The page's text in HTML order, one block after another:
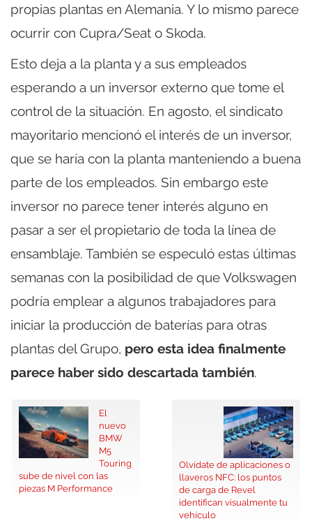
propias plantas en Alemania. Y lo mismo parece
ocurrir con Cupra/Seat o Skoda.
Esto deja a la planta y a sus empleados
esperando a un inversor externo que tome el
control de la situación. En agosto, el sindicato
mayoritario mencionó el interés de un inversor,
que se haría con la planta manteniendo a buena
parte de los empleados. Sin embargo este
inversor no parece tener interés alguno en
pasar a ser el propietario de toda la línea de
ensamblaje. También se especuló estas últimas
semanas con la posibilidad de que Volkswagen
podría emplear a algunos trabajadores para
iniciar la producción de baterías para otras
plantas del Grupo, pero esta idea finalmente
parece haber sido descartada también.
El
nuevo
BMW
M5
Touring
sube de nivel con las
piezas M Performance
Olvídate de aplicaciones o
llaveros NFC: los puntos
de carga de Revel
identifican visualmente tu
vehículo